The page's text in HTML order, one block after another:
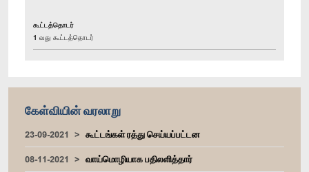
கூட்டத்தொடர்
1 வது கூட்டத்தொடர்
கேள்வியின் வரலாறு
23-09-2021
கூட்டங்கள் ரத்து செய்யப்பட்டன
08-11-2021
வாய்மொழியாக பதிலளித்தார்